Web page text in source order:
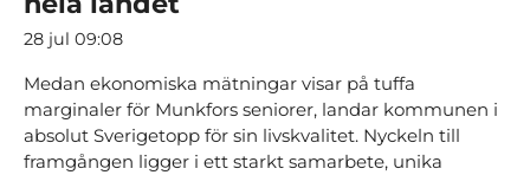
28 jul 09:08
Medan ekonomiska mätningar visar på tuffa
marginaler för Munkfors seniorer, landar kommunen i
absolut Sverigetopp för sin livskvalitet. Nyckeln till
framgången ligger i ett starkt samarbete, unika